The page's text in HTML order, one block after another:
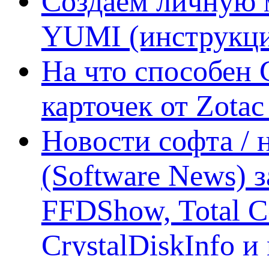
YUMI
На что способен
карточек от
Новости софта /
(Software News)
FFDShow, Total
CrystalDiskInfo и